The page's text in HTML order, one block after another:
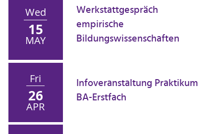
Wed
15
MAY
Werkstattgespräch
empirische
Bildungswissenschaften
Fri
26
APR
Infoveranstaltung Praktikum
BA-Erstfach